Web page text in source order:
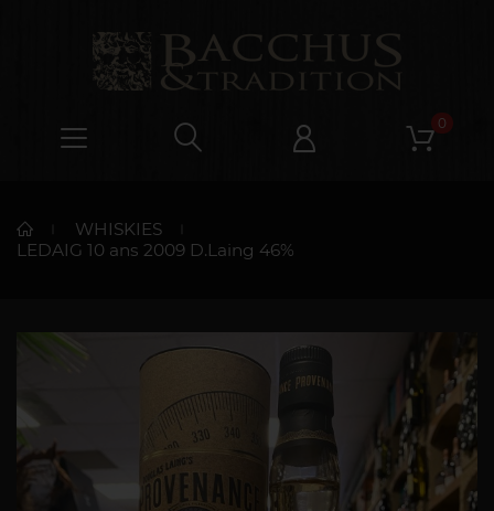
0
WHISKIES
LEDAIG 10 ans 2009 D.Laing 46%